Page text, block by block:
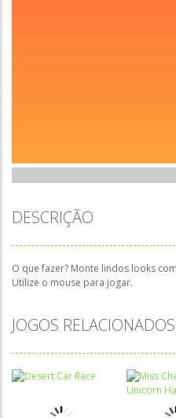
DESCRIÇÃO
O que fazer? Monte lindos looks
Utilize o mouse para jogar.
JOGOS RELACIONADOS